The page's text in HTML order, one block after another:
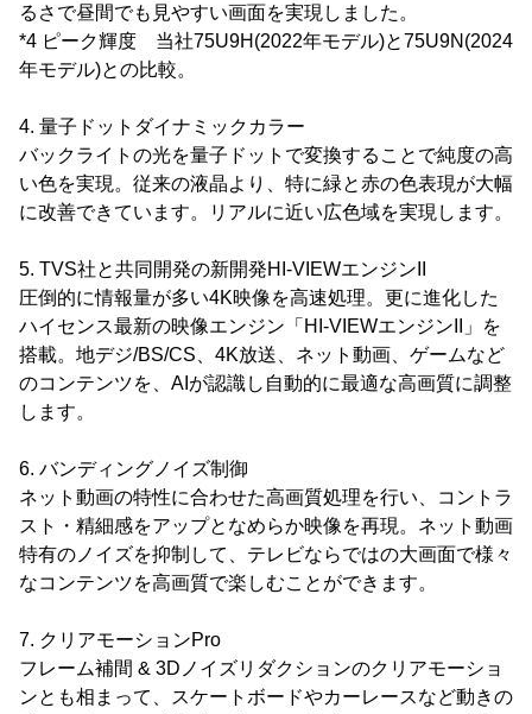
るさで昼間でも見やすい画面を実現しました。
*4 ピーク輝度 当社75U9H(2022年モデル)と75U9N(2024
年モデル)との比較。
4. 量子ドットダイナミックカラー
バックライトの光を量子ドットで変換することで純度の高
い色を実現。従来の液晶より、特に緑と赤の色表現が大幅
に改善できています。リアルに近い広色域を実現します。
5. TVS社と共同開発の新開発HI-VIEWエンジンII
圧倒的に情報量が多い4K映像を高速処理。更に進化した
ハイセンス最新の映像エンジン「HI-VIEWエンジンII」を
搭載。地デジ/BS/CS、4K放送、ネット動画、ゲームなど
のコンテンツを、AIが認識し自動的に最適な高画質に調整
します。
6. バンディングノイズ制御
ネット動画の特性に合わせた高画質処理を行い、コントラ
スト・精細感をアップとなめらか映像を再現。ネット動画
特有のノイズを抑制して、テレビならではの大画面で様々
なコンテンツを高画質で楽しむことができます。
7. クリアモーションPro
フレーム補間 & 3Dノイズリダクションのクリアモーショ
ンとも相まって、スケートボードやカーレースなど動きの